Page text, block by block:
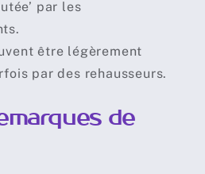
par les
être légèrement
par des rehausseurs.
de